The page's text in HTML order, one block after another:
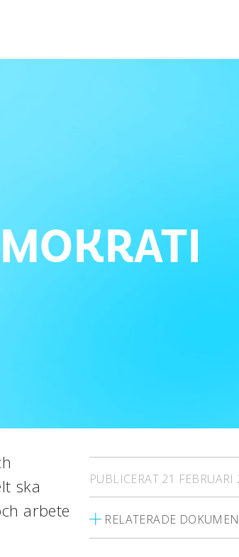
PUBLICERAT 21 FEBRUARI
RELATERADE
ska
arbete